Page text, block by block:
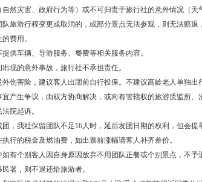
然灾害、政府行为等）或不可归责于旅行社的意外情况（
旅游行程变更或取消的，或部分景点无法参观，则无法赔
费用。
供车辆、导游服务、餐费等相关服务内容。
现的意外事故，旅行社不承担责任。
伤害险，建议客人出团前自行投保。不建议高龄老人单独出
产生争议，由双方协商解决，或向有管辖权的旅游质监所
院起诉。
，我社保留团队不足16人时，延后发团日期的权利，但会提
行的税金及燃油费，如出票前涨幅请客人补齐差价。
有个别客人因自身原因放弃不用团队正餐或个别景点，不予
署，则不退还给旅游者。